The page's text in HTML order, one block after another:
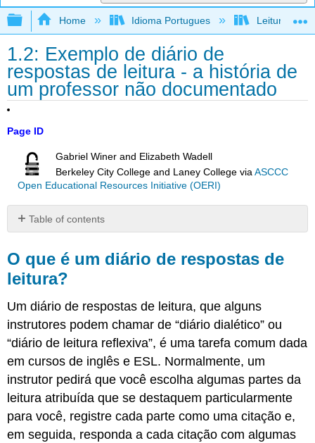
Expand/collapse global hierarchy
Home Idioma Portugues Leitura,
1.2: Exemplo de diário de
respostas de leitura - a história de
um professor não documentado
Page ID
Gabriel Winer and Elizabeth Wadell
Berkeley City College and Laney College viaASCCC
Open Educational Resources Initiative (OERI)
Table of contents
é
um
de
respostas
de
leitura?
Amostra
de
leitura
Lendo
o
O que é um diário de respostas de
leitura?
Um diário de respostas de leitura, que alguns
instrutores podem chamar de “diário dialético” ou
“diário de leitura reflexiva”, é uma tarefa comum dada
em cursos de inglês e ESL. Normalmente, um
instrutor pedirá que você escolha algumas partes da
leitura atribuída que se destaquem particularmente
para você, registre cada parte como uma citação e,
em seguida, responda a cada citação com algumas